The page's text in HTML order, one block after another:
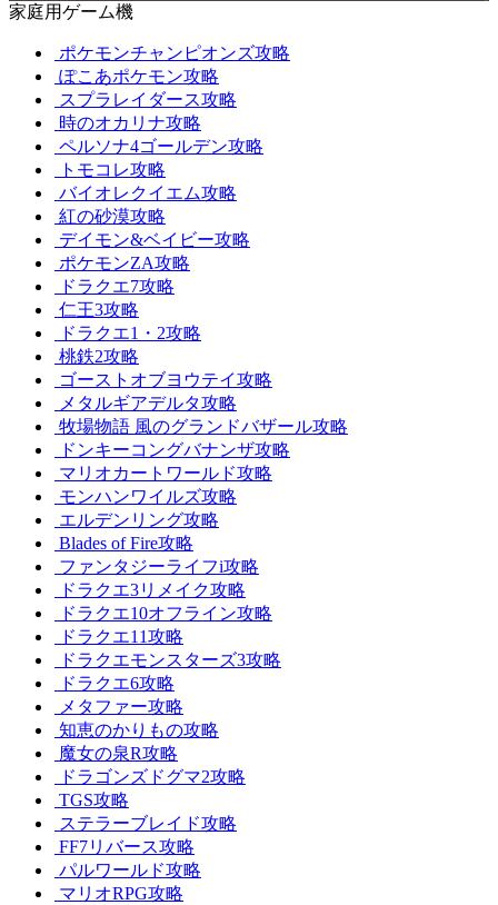
家庭用ゲーム機
ポケモンチャンピオンズ攻略
ぽこあポケモン攻略
スプラレイダース攻略
時のオカリナ攻略
ペルソナ4ゴールデン攻略
トモコレ攻略
バイオレクイエム攻略
紅の砂漠攻略
デイモン&ベイビー攻略
ポケモンZA攻略
ドラクエ7攻略
仁王3攻略
ドラクエ1・2攻略
桃鉄2攻略
ゴーストオブヨウテイ攻略
メタルギアデルタ攻略
牧場物語 風のグランドバザール攻略
ドンキーコングバナンザ攻略
マリオカートワールド攻略
モンハンワイルズ攻略
エルデンリング攻略
Blades of Fire攻略
ファンタジーライフi攻略
ドラクエ3リメイク攻略
ドラクエ10オフライン攻略
ドラクエ11攻略
ドラクエモンスターズ3攻略
ドラクエ6攻略
メタファー攻略
知恵のかりもの攻略
魔女の泉R攻略
ドラゴンズドグマ2攻略
TGS攻略
ステラーブレイド攻略
FF7リバース攻略
パルワールド攻略
マリオRPG攻略